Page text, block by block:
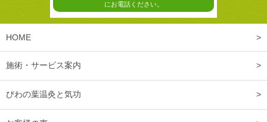
にお電話ください。
HOME
施術・サービス案内
びわの葉温灸と気功